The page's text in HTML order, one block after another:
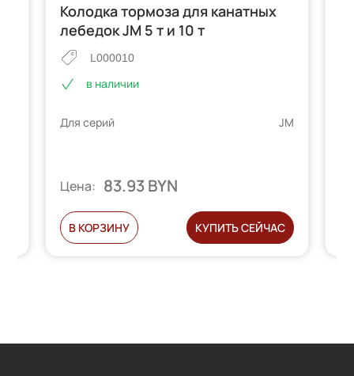
Колодка тормоза для канатных
лебедок JM 5 т и 10 т
L000010
в наличии
Для серий JM
Цена: 83.93 BYN
В КОРЗИНУ КУПИТЬ СЕЙЧАС